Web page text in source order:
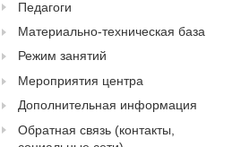
Педагоги
Материально-техническая база
Режим занятий
Мероприятия центра
Дополнительная информация
Обратная связь (контакты,